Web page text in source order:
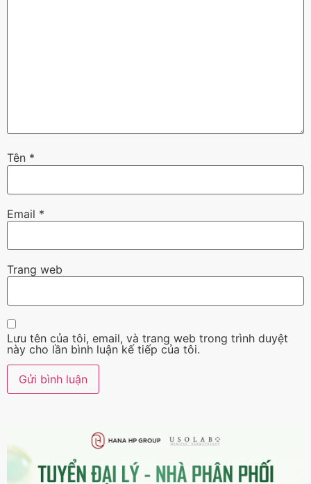
Tên *
Email *
Trang web
Lưu tên của tôi, email, và trang web trong trình duyệt
này cho lần bình luận kế tiếp của tôi.